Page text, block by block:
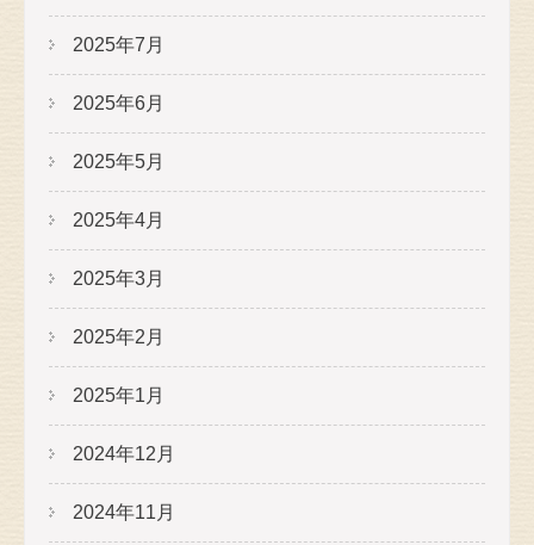
2025年7月
2025年6月
2025年5月
2025年4月
2025年3月
2025年2月
2025年1月
2024年12月
2024年11月